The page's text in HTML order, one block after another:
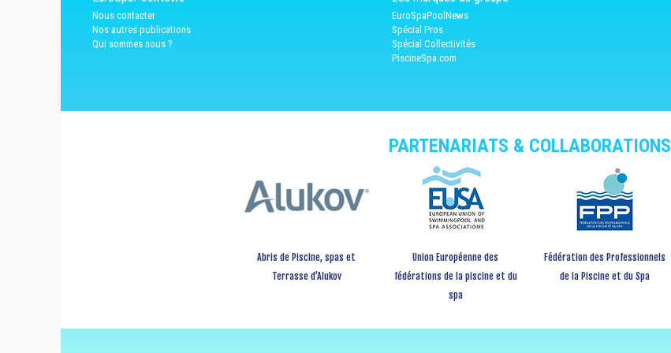
Nous contacter
Nos autres publications
Qui sommes nous ?
EuroSpaPoolNews
Spécial Pros
Spécial Collectivités
PiscineSpa.com
PARTENARIATS & COLLABORATIONS
Abris de Piscine, spas et
Terrasse d’Alukov
Union Européenne des
fédérations de la piscine et du
spa
Fédération des Professionnels
de la Piscine et du Spa